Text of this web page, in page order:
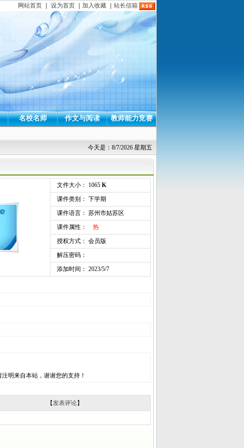
网站首页 设为首页 加入收藏 站长信箱
名校名师 作文与阅读 教师能力竞赛
今天是：8/7/2026 星期五
文件大小： 1065 K
课件类别： 下学期
课件语言： 苏州市姑苏区
课件属性： 热
授权方式： 会员版
解压密码：
添加时间： 2023/5/7
明来自本站，谢谢您的支持！
发表评论】